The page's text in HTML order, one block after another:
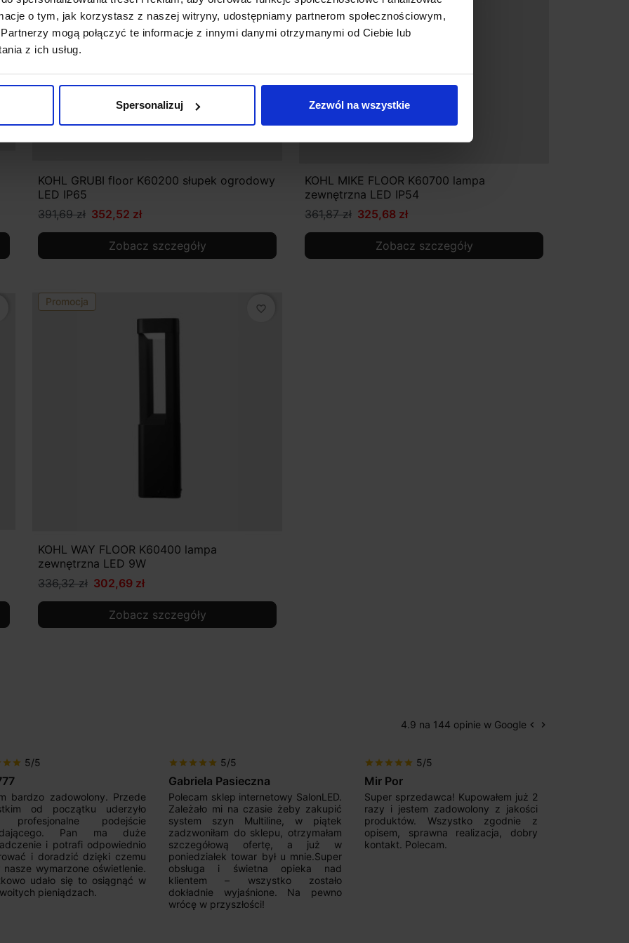
o tym, jak korzystasz z naszej witryny, udostępniamy partnerom społecznościowym,
mogą połączyć te informacje z innymi danymi otrzymanymi od Ciebie lub
z ich usług.
Spersonalizuj Zezwól na wszystkie
KOHL GRUBI floor K60200 słupek ogrodowy
LED IP65
391,69 zł 352,52 zł
Zobacz szczegóły
KOHL MIKE FLOOR K60700 lampa
zewnętrzna LED IP54
361,87 zł 325,68 zł
Zobacz szczegóły
Promocja
favorite_border
KOHL WAY FLOOR K60400 lampa
zewnętrzna LED 9W
336,32 zł 302,69 zł
Zobacz szczegóły
4.9 na 144 opinie w Google Poprzedni
keyboard_arrow_left Następny
keyboard_arrow_right
star star 5/5
bardzo zadowolony. Przede
od początku uderzyło
profesjonalne podejście
Pan ma duże
i potrafi odpowiednio
i doradzić dzięki czemu
nasze wymarzone oświetlenie.
udało się to osiągnąć w
pieniądzach.
star star star star star 5/5
Gabriela Pasieczna
Polecam sklep internetowy SalonLED.
Zależało mi na czasie żeby zakupić
system szyn Multiline, w piątek
zadzwoniłam do sklepu, otrzymałam
szczegółową ofertę, a już w
poniedziałek towar był u mnie.Super
obsługa i świetna opieka nad
klientem – wszystko zostało
dokładnie wyjaśnione. Na pewno
wrócę w przyszłości!
star star star star star 5/5
Mir Por
Super sprzedawca! Kupowałem już 2
razy i jestem zadowolony z jakości
produktów. Wszystko zgodnie z
opisem, sprawna realizacja, dobry
kontakt. Polecam.